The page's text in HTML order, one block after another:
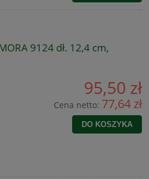
9124 dł. 12,4 cm,
95,50 zł
Cena netto: 77,64 zł
DO KOSZYKA